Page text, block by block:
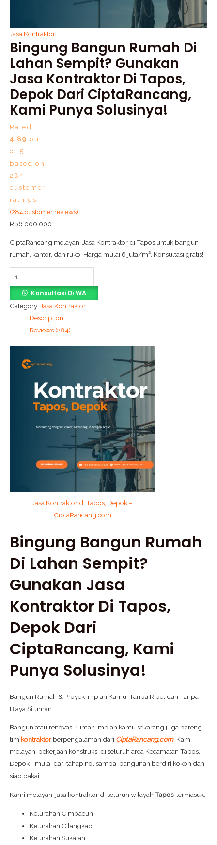
Jasa Kontraktor
Bingung Bangun Rumah Di
Lahan Sempit? Gunakan
Jasa Kontraktor Di Tapos,
Depok Dari CiptaRancang,
Kami Punya Solusinya!
Rated
4.89 out
of 5
based on
284
customer
ratings
(284customer reviews)
Rp6.000.000
CiptaRancang melayani Jasa Kontraktor di Tapos untuk bangun
rumah, kantor, dan ruko. Harga mulai 6 juta/m². Konsultasi gratis!
Konsultasi Di WA
Category: Jasa Kontraktor
Description
Reviews (284)
Jasa Kontraktor di Tapos, Depok –
CiptaRancang.com
Bingung Bangun Rumah
Di Lahan Sempit?
Gunakan Jasa
Kontraktor Di Tapos,
Depok Dari
CiptaRancang, Kami
Punya Solusinya!
Bangun Rumah & Proyek Impian Kamu, Tanpa Ribet dan Tanpa
Biaya Siluman
Bangun atau renovasi rumah impian kamu sekarang juga bareng
tim kontraktor berpengalaman dari CiptaRancang.com! Kami
melayani pekerjaan konstruksi di seluruh area Kecamatan Tapos,
Depok—mulai dari tahap nol sampai bangunan berdiri kokoh dan
siap pakai.
Kami melayani jasa kontraktor di seluruh wilayah Tapos, termasuk:
Kelurahan Cimpaeun
Kelurahan Cilangkap
Kelurahan Sukatani